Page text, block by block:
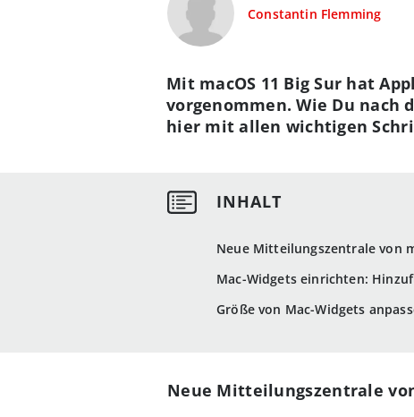
Constantin Flemming
Neue Mitteilungszentrale von
Mac-Widgets einrichten:
Größe von Mac-Widgets
Mit macOS 11 Big Sur hat
vorgenommen. Wie Du
hier mit allen wichtigen
Neue Mitteilungszentrale